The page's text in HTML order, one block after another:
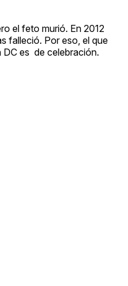
el feto murió. En 2012
falleció. Por eso, el que
es de celebración.